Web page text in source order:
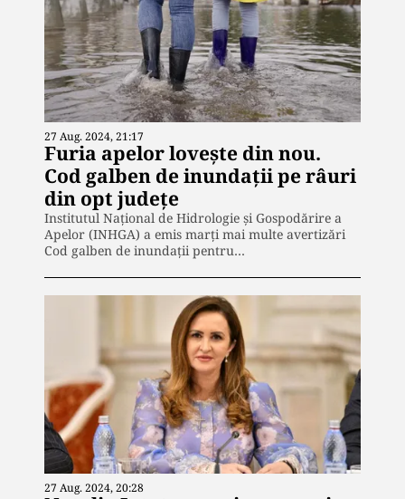
27 Aug. 2024, 21:17
Furia apelor lovește din nou.
Cod galben de inundaţii pe râuri
din opt judeţe
Institutul Naţional de Hidrologie şi Gospodărire a
Apelor (INHGA) a emis marți mai multe avertizări
Cod galben de inundații pentru…
27 Aug. 2024, 20:28